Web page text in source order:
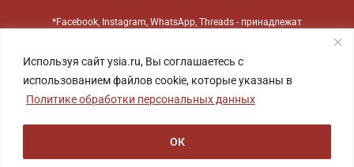
Используя сайт ysia.ru, Вы соглашаетесь с
использованием файлов cookie, которые указаны в
Политике обработки персональных данных
ОК
*Facebook, Instagram, WhatsApp, Threads - принадлежат